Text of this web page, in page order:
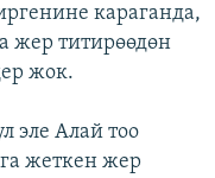
караганда,
жер титирөөдөн
жок.
эле Алай тоо
жеткен жер